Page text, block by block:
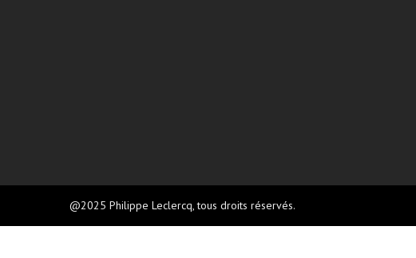
@2025 Philippe Leclercq, tous droits réservés.